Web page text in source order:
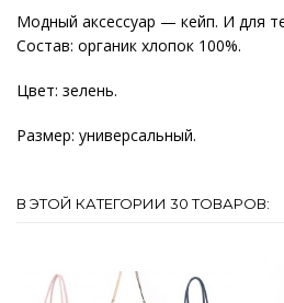
Модный аксессуар — кейп. И для
Состав: органик хлопок 100%.
Цвет: зелень.
Размер: универсальный.
В ЭТОЙ КАТЕГОРИИ 30 ТОВАРОВ: